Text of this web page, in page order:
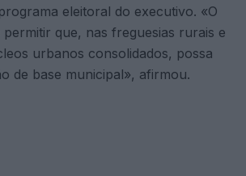
eleitoral do executivo. «O
que, nas freguesias rurais e
urbanos consolidados, possa
de base municipal», afirmou.